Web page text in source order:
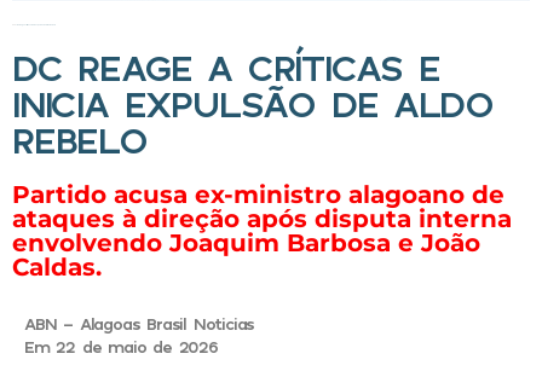
DC REAGE A CRÍTICAS E
INICIA EXPULSÃO DE ALDO
REBELO
Partido acusa ex-ministro alagoano de
ataques à direção após disputa interna
envolvendo Joaquim Barbosa e João
Caldas.
ABN - Alagoas Brasil Noticias
Em 22 de maio de 2026